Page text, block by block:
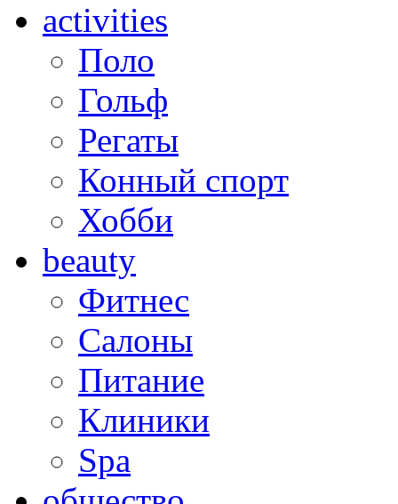
activities
Поло
Гольф
Регаты
Конный спорт
Хобби
beauty
Фитнес
Салоны
Питание
Клиники
Spa